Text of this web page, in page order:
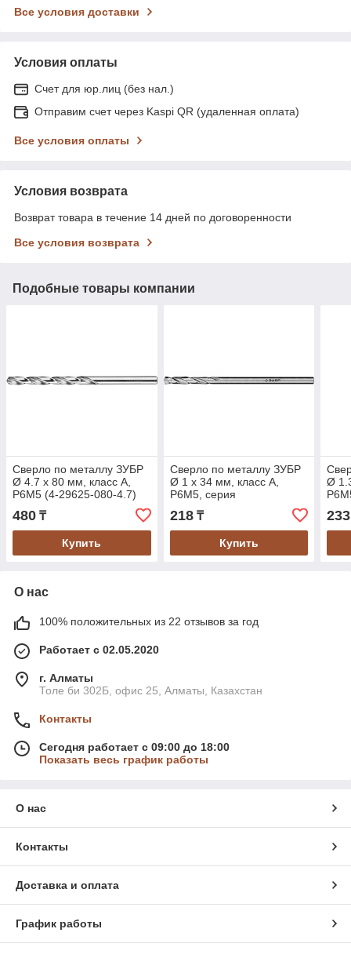
Все условия доставки
Условия оплаты
Счет для юр.лиц (без нал.)
Отправим счет через Kaspi QR (удаленная оплата)
Все условия оплаты
Условия возврата
Возврат товара в течение 14 дней по договоренности
Все условия возврата
Подобные товары компании
Сверло по металлу ЗУБР
Ø 4.7 x 80 мм, класс А,
Р6М5 (4-29625-080-4.7)
480 ₸
Купить
Сверло по металлу ЗУБР
Ø 1 x 34 мм, класс А,
Р6М5, серия
"Профессионал" (29625-
1)
218₸
Купить
Ø
1.3)
233
О нас
100% положительных из 22 отзывов за год
Работает с 02.05.2020
г. Алматы
Толе би 302Б, офис 25, Алматы, Казахстан
Контакты
Сегодня работает с 09:00 до 18:00
Показать весь график работы
О нас
Контакты
Доставка и оплата
График работы